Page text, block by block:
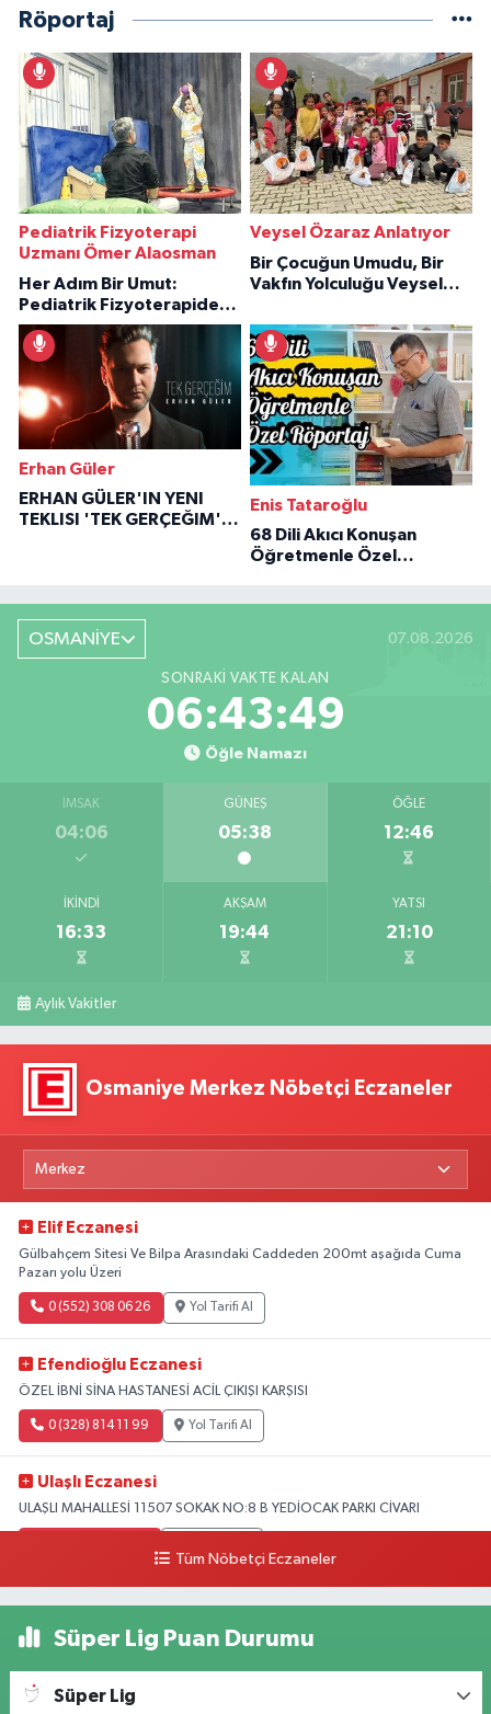
Röportaj
Pediatrik Fizyoterapi
Uzmanı Ömer Alaosman
Her Adım Bir Umut:
Pediatrik Fizyoterapiden
İlham Veren Hikâyeler
Veysel Özaraz Anlatıyor
Bir Çocuğun Umudu, Bir
Vakfın Yolculuğu Veysel
Erhan Güler
ERHAN GÜLER'IN YENI
TEKLISI 'TEK GERÇEĞIM'LE
Enis Tataroğlu
68 Dili Akıcı Konuşan
Öğretmenle Özel
OSMANİYE 07.08.2026
SONRAKI VAKTE KALAN
06:43:48
Öğle Namazı
İMSAK
04:06
GÜNEŞ
05:38
ÖĞLE
12:46
İKINDI
16:33
AKŞAM
19:44
YATSI
21:10
Aylık Vakitler
Osmaniye Merkez Nöbetçi Eczaneler
Elif Eczanesi
Gülbahçem Sitesi Ve Bilpa Arasındaki Caddeden 200mt aşağıda Cuma
Pazarı yolu Üzeri
0 (552) 308 06 26 Yol Tarifi Al
Efendioğlu Eczanesi
ÖZEL İBNİ SİNA HASTANESİ ACİL ÇIKIŞI KARŞISI
0 (328) 814 11 99 Yol Tarifi Al
Ulaşlı Eczanesi
ULAŞLI MAHALLESİ 11507 SOKAK NO:8 B YEDİOCAK PARKI CİVARI
Tüm Nöbetçi Eczaneler
Süper Lig Puan Durumu
Süper Lig